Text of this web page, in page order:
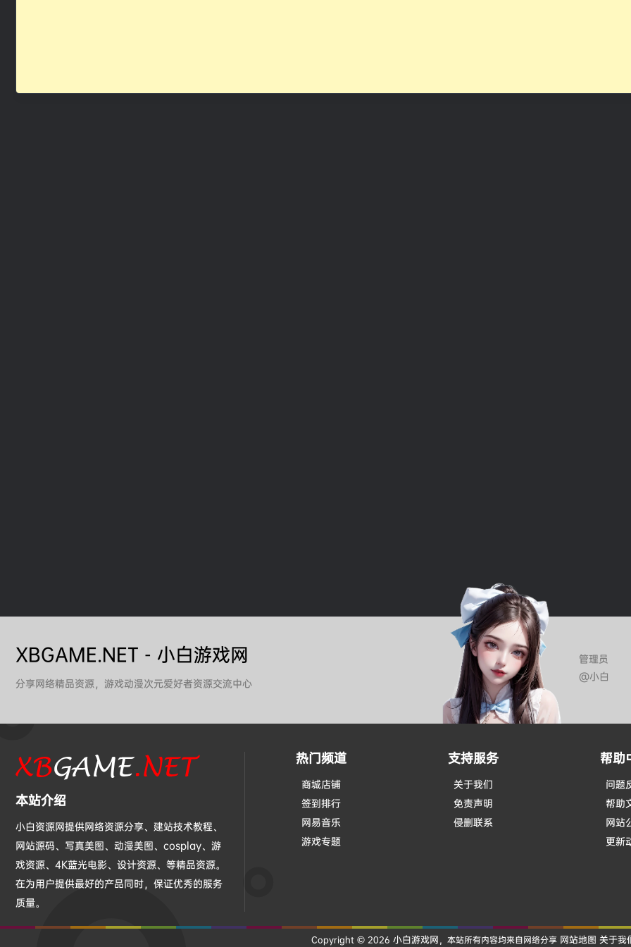
XBGAME.NET - 小白游戏网
分享网络精品资源，游戏动漫次元爱好者资源交流中心
管理员
@小白
本站介绍
小白资源网提供网络资源分享、建站技术教程、
网站源码、写真美图、动漫美图、cosplay、游
戏资源、4K蓝光电影、设计资源、等精品资源。
在为用户提供最好的产品同时，保证优秀的服务
质量。
热门频道
商城店铺
签到排行
网易音乐
游戏专题
支持服务
关于我们
免责声明
侵删联系
帮助
问题
帮助
网站
更新
Copyright © 2026 小白游戏网，本站所有内容均来自网络分享 网站地图 关于我